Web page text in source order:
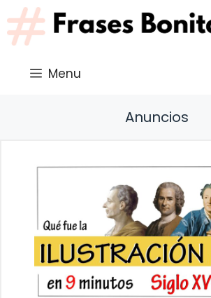
Saltar
al
contenido
Menu
Anuncios